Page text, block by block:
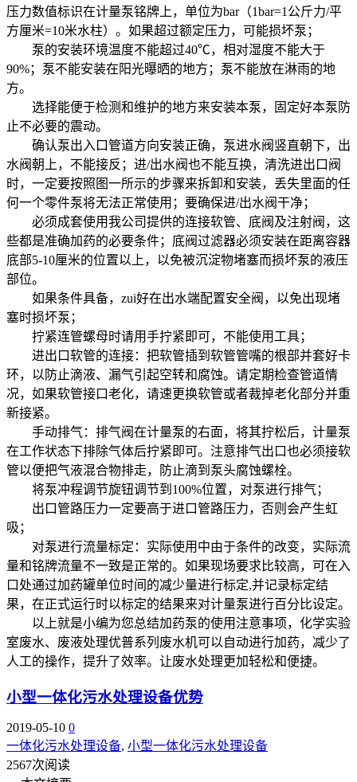
压力数值标识在计量泵铭牌上，单位为bar（1bar=1公斤力/平
方厘米=10米水柱）。如果超过额定压力，可能损坏泵；
泵的安装环境温度不能超过40℃，相对湿度不能大于
90%；泵不能安装在阳光曝晒的地方；泵不能放在淋雨的地
方。
选择能便于检测和维护的地方来安装本泵，固定好本泵防
止不必要的震动。
确认泵出入口管道方向安装正确，泵进水阀竖直朝下，出
水阀朝上，不能接反；进/出水阀也不能互换，清洗进出口阀
时，一定要按照图一所示的步骤来拆卸和安装，丢失里面的任
何一个零件泵将无法正常使用；要确保进/出水阀干净；
必须成套使用我公司提供的连接软管、底阀及注射阀，这
些都是准确加药的必要条件；底阀过滤器必须安装在距离容器
底部5-10厘米的位置以上，以免被沉淀物堵塞而损坏泵的液压
部位。
如果条件具备，zui好在出水端配置安全阀，以免出现堵
塞时损坏泵；
拧紧连管螺母时请用手拧紧即可，不能使用工具；
进出口软管的连接：把软管插到软管管嘴的根部并套好卡
环，以防止滴液、漏气引起空转和腐蚀。请定期检查管道情
况，如果软管接口老化，请速更换软管或者裁掉老化部分并重
新接紧。
手动排气：排气阀在计量泵的右面，将其拧松后，计量泵
在工作状态下排除气体后拧紧即可。注意排气出口也必须接软
管以便把气液混合物排走，防止滴到泵头腐蚀螺栓。
将泵冲程调节旋钮调节到100%位置，对泵进行排气；
出口管路压力一定要高于进口管路压力，否则会产生虹
吸；
对泵进行流量标定：实际使用中由于条件的改变，实际流
量和铭牌流量不一致是正常的。如果现场要求比较高，可在入
口处通过加药罐单位时间的减少量进行标定,并记录标定结
果，在正式运行时以标定的结果来对计量泵进行百分比设定。
以上就是小编为您总结加药泵的使用注意事项，化学实验
室废水、废液处理优普系列废水机可以自动进行加药，减少了
人工的操作，提升了效率。让废水处理更加轻松和便捷。
小型一体化污水处理设备优势
2019-05-10 0
一体化污水处理设备, 小型一体化污水处理设备
2567次阅读